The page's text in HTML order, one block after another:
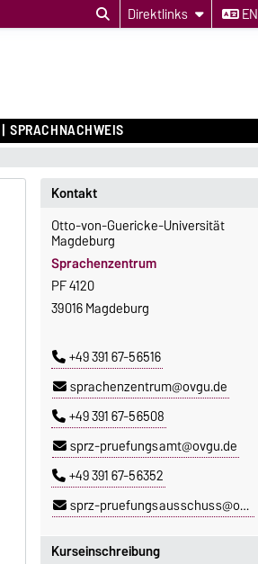
Direktlinks EN
SPRACHNACHWEIS
Kurseinschreibung
Kontakt
Otto-von-Guericke-Universität
Magdeburg
Sprachenzentrum
PF 4120
39016 Magdeburg
+49 391 67-56516
sprachenzentrum@ovgu.de
+49 391 67-56508
sprz-pruefungsamt@ovgu.de
+49 391 67-56352
sprz-pruefungsausschuss@ovgu.de